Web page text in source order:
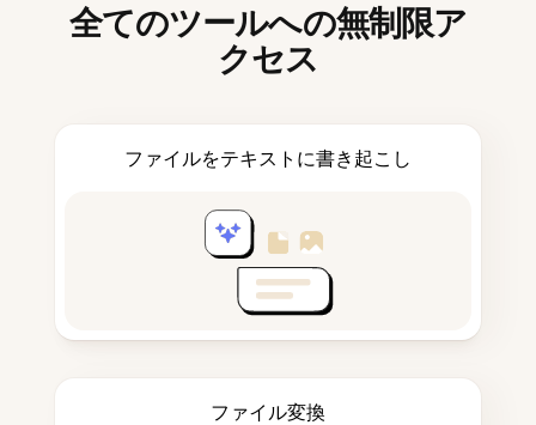
全てのツールへの無制限ア
クセス
ファイルをテキストに書き起こし
ファイル変換